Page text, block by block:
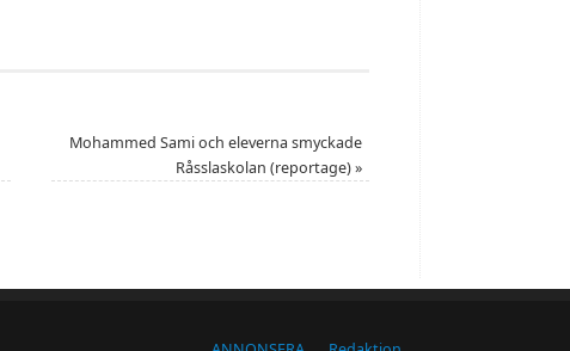
Mohammed Sami och eleverna smyckade
Råsslaskolan (reportage)»